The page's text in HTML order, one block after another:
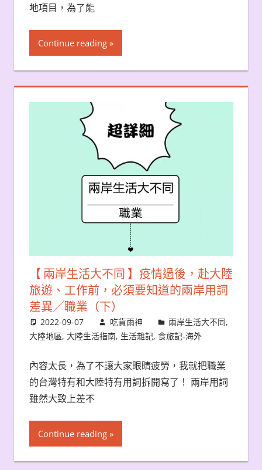
地項目，為了能
Continue reading
【 兩岸生活大不同 】疫情過後，赴大陸
旅遊、工作前，必須要知道的兩岸用詞
差異╱職業（下）
2022-09-07 吃貨雨神 兩岸生活大不同,
大陸地區, 大陸生活指南, 生活雜記, 食旅記-海外
內容太長，為了不讓大家眼睛疲勞，我就把職業
的台灣特有和大陸特有用詞拆開寫了！ 兩岸用詞
雖然大致上差不
Continue reading